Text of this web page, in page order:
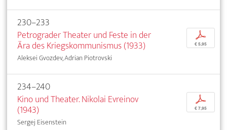
230–233
Petrograder Theater und Feste in der
Ära des Kriegskommunismus (1933)
Aleksei Gvozdev, Adrian Piotrovski
p
€ 5,95
234–240
Kino und Theater. Nikolai Evreinov
(1943)
Sergej Eisenstein
p
€ 7,95